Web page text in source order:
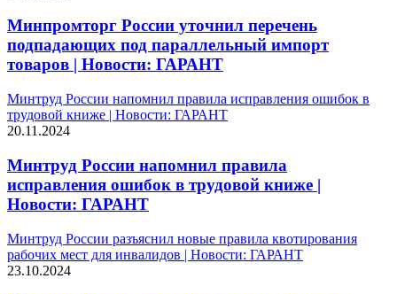
Минпромторг России уточнил перечень
подпадающих под параллельный импорт
товаров | Новости: ГАРАНТ
Минтруд России напомнил правила исправления ошибок в
трудовой книже | Новости: ГАРАНТ
20.11.2024
Минтруд России напомнил правила
исправления ошибок в трудовой книже |
Новости: ГАРАНТ
Минтруд России разъяснил новые правила квотирования
рабочих мест для инвалидов | Новости: ГАРАНТ
23.10.2024